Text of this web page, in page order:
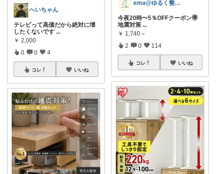
へいちゃん
テレビって高価だから絶対に壊
したくないです ...
￥ 2,000
0 0 4
コレ いいね
ema@ゆるく整う暮らし
今夜20時〜5％OFFクーポン🉐
地震対策 ...
￥ 1,740～
2 0 114
コレ いいね